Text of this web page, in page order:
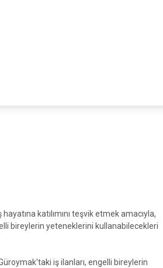
katılımını teşvik etmek amacıyla,
bireylerin yeteneklerini kullanabilecekleri
iş ilanları, engelli bireylerin